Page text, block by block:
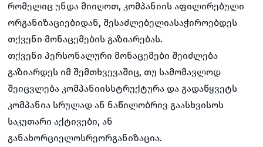
რომელიც უნდა მიიღოთ, კომპანიის აფილირებული
ორგანიზაციებიდან, შესაძლებელიასაჭიროებდეს
თქვენი მონაცემების გაზიარებას.
თქვენი პერსონალური მონაცემები შეიძლება
გაზიარდეს იმ შემთხვევაშიც, თუ სამომავლოდ
შეიცვლება კომპანიისსტრუქტურა და გადაწყვეტს
კომპანია სრულად ან ნაწილობრივ გაასხვისოს
საკუთარი აქტივები, ან
განახორციელოსრეორგანიზაცია.